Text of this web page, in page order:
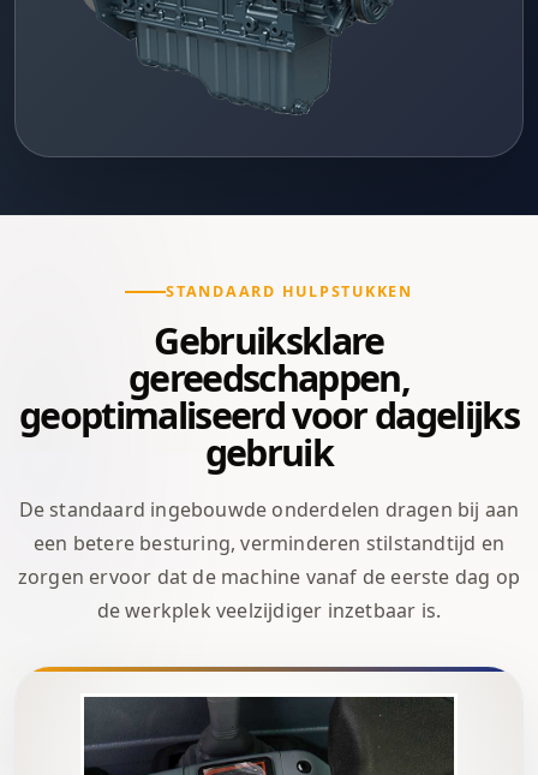
STANDAARD HULPSTUKKEN
Gebruiksklare
gereedschappen,
geoptimaliseerd voor dagelijks
gebruik
De standaard ingebouwde onderdelen dragen bij aan
een betere besturing, verminderen stilstandtijd en
zorgen ervoor dat de machine vanaf de eerste dag op
de werkplek veelzijdiger inzetbaar is.